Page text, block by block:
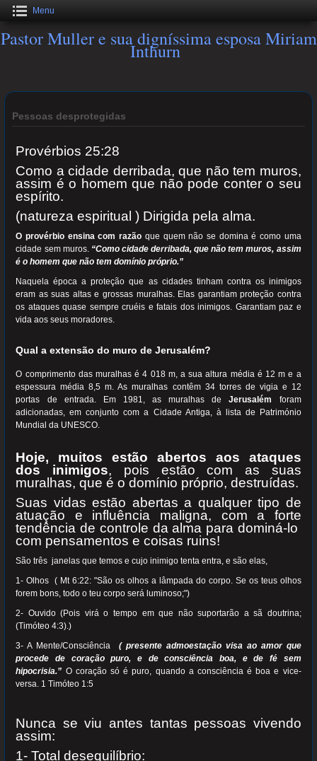
Menu
Pastor Muller e sua digníssima esposa Miriam
Inthurn
Pessoas desprotegidas
Provérbios 25:28
Como a cidade derribada, que não tem muros,
assim é o homem que não pode conter o seu
espírito.
(natureza espiritual ) Dirigida pela alma.
O provérbio ensina com razão que quem não se domina é como uma
cidade sem muros. “Como cidade derribada, que não tem muros, assim
é o homem que não tem domínio próprio.”
Naquela época a proteção que as cidades tinham contra os inimigos
eram as suas altas e grossas muralhas. Elas garantiam proteção contra
os ataques quase sempre cruéis e fatais dos inimigos. Garantiam paz e
vida aos seus moradores.
Qual a extensão do muro de Jerusalém?
O comprimento das muralhas é 4 018 m, a sua altura média é 12 m e a
espessura média 8,5 m. As muralhas contêm 34 torres de vigia e 12
portas de entrada. Em 1981, as muralhas deJerusalém
foram
adicionadas, em conjunto com a Cidade Antiga, à lista de Património
Mundial da UNESCO.
Hoje, muitos estão abertos aos ataques
dos inimigos, pois estão com as suas
muralhas, que é o domínio próprio, destruídas.
Suas vidas estão abertas a qualquer tipo de
atuação e influência maligna, com a forte
tendência de controle da alma para dominá-lo
com pensamentos e coisas ruins!
São três janelas que temos e cujo inimigo tenta entra, e são elas,
1- Olhos ( Mt 6:22: "São os olhos a lâmpada do corpo. Se os teus olhos
forem bons, todo o teu corpo será luminoso;")
2- Ouvido (Pois virá o tempo em que não suportarão a sã doutrina;
(Timóteo 4:3).)
3- A Mente/Consciência
( presente admoestação visa ao amor que
procede de coração puro, e de consciência boa, e de fé sem
hipocrisia.” O coração só é puro, quando a consciência é boa e vice-
versa. 1 Timóteo 1:5
Nunca se viu antes tantas pessoas vivendo
assim:
1- Total desequilíbrio: